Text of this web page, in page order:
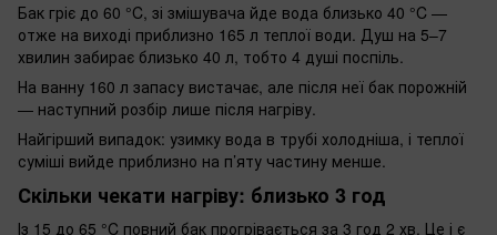
Бак гріє до 60 °C, зі змішувача йде вода близько 40 °C —
отже на виході приблизно 165 л теплої води. Душ на 5–7
хвилин забирає близько 40 л, тобто 4 душі поспіль.
На ванну 160 л запасу вистачає, але після неї бак порожній
— наступний розбір лише після нагріву.
Найгірший випадок: узимку вода в трубі холодніша, і теплої
суміші вийде приблизно на п’яту частину менше.
Скільки чекати нагріву: близько 3 год
Із 15 до 65 °C повний бак прогрівається за 3 год 2 хв. Це і є